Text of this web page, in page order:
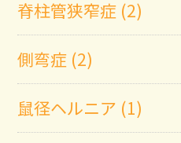
脊柱管狭窄症 (2)
側弯症 (2)
鼠径ヘルニア (1)